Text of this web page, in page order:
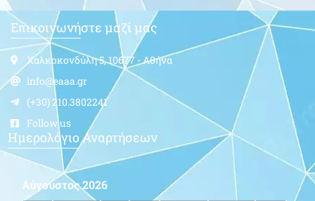
Επικοινωνήστε μαζί μας
Χαλκοκονδύλη 5, 10677 - Αθήνα
info@eaaa.gr
(+30) 210.3802241
Follow us
Ημερολόγιο Αναρτήσεων
Αύγουστος 2026